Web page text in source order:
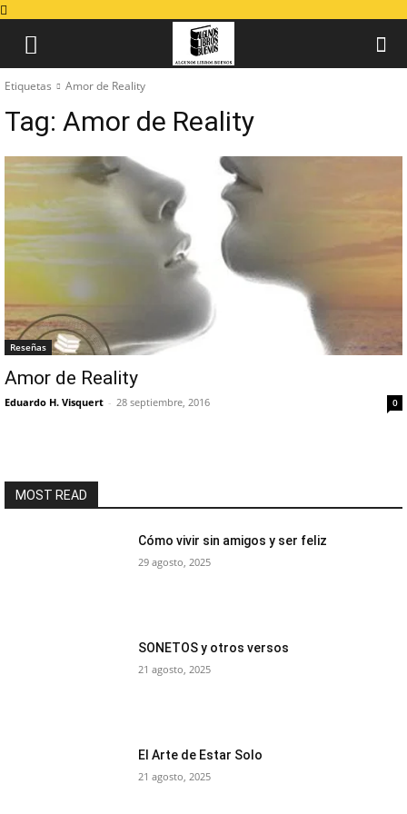
Etiquetas Amor de Reality
Tag: Amor de Reality
Reseñas
Amor de Reality
Eduardo H. Visquert - 28 septiembre, 2016 0
MOST READ
Cómo vivir sin amigos y ser feliz
29 agosto, 2025
SONETOS y otros versos
21 agosto, 2025
El Arte de Estar Solo
21 agosto, 2025